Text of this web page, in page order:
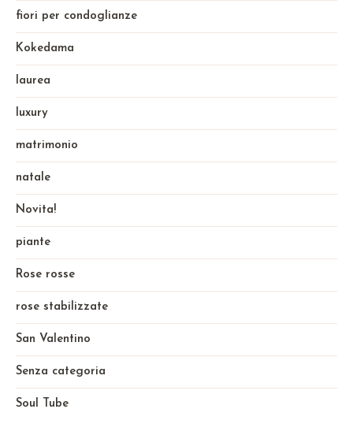
fiori per condoglianze
Kokedama
laurea
luxury
matrimonio
natale
Novita!
piante
Rose rosse
rose stabilizzate
San Valentino
Senza categoria
Soul Tube